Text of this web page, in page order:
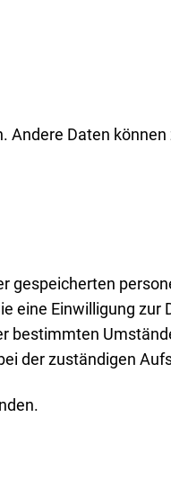
Andere Daten
gespeicherten
eine Einwilligung
bestimmten
der zuständigen